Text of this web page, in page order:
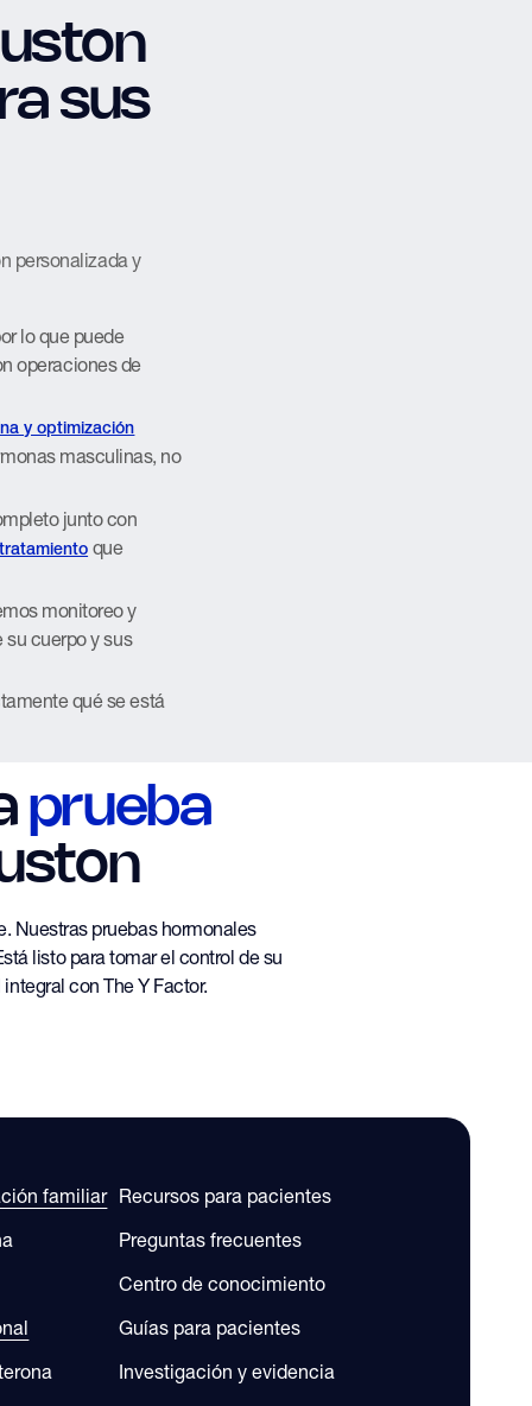
sus
personalizada y
lo que puede
operaciones de
y optimización
masculinas, no
junto con
que
monitoreo y
cuerpo y sus
qué se está
prueba
Nuestras pruebas hormonales
listo para tomar el control de su
con The Y Factor.
familiar Recursos para pacientes
Preguntas frecuentes
Centro de conocimiento
Guías para pacientes
Investigación y evidencia